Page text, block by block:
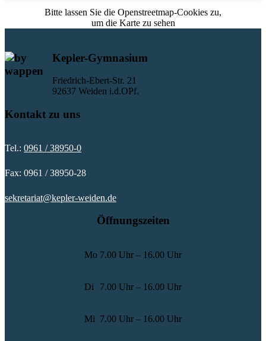
Bitte lassen Sie die Openstreetmap-Cookies zu,
um die Karte zu sehen
Kepler-Gymnasium
Friedrich-Ebert-Str. 21
92637 Weiden i.d.OPf.
Kontakt zu uns
Tel.: 0961 / 38950-0
Fax: 0961 / 38950-28
sekretariat@kepler-weiden.de
Öffnungszeiten
Mo 7.00 Uhr – 16.00 Uhr
Di 7.00 Uhr – 16.00 Uhr
Mi 7.00 Uhr – 16.00 Uhr